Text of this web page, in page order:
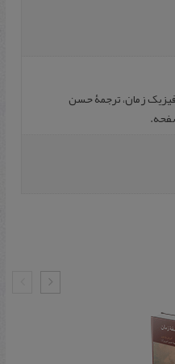
زمان، ترجمۀ حسن